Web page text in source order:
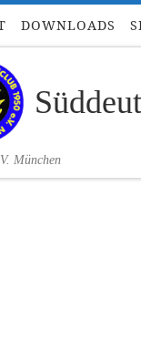
DOWNLOADS
München